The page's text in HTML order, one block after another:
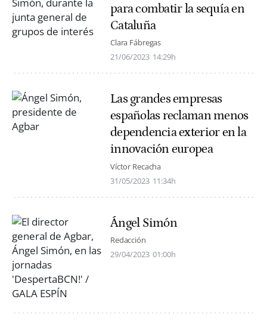
para combatir la sequía en
Cataluña
Clara Fábregas
21/06/2023 14:29h
Las grandes empresas
españolas reclaman menos
dependencia exterior en la
innovación europea
Víctor Recacha
31/05/2023 11:34h
Ángel Simón
Redacción
29/04/2023 01:00h